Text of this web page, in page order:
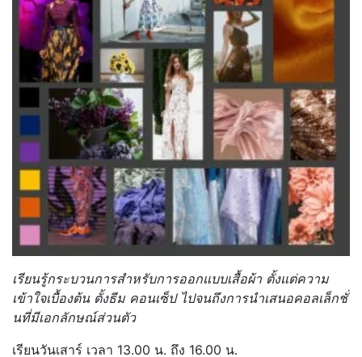
เรียนรู้กระบวนการสำหรับการออกแบบเสื้อผ้า ตั้งแต่ความ
เข้าใจเบื้องต้น ตั้งธีม คอนเซ็ป ไปจนถึงการนำเสนอคอลเล็กชั่
นที่มีเอกลักษณ์ส่วนตัว
เรียนวันเสาร์ เวลา 13.00 น. ถึง 16.00 น.